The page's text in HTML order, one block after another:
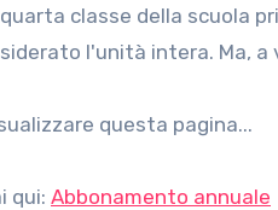
l'unità intera. Ma,
questa pagina...
qui: Abbonamento annuale